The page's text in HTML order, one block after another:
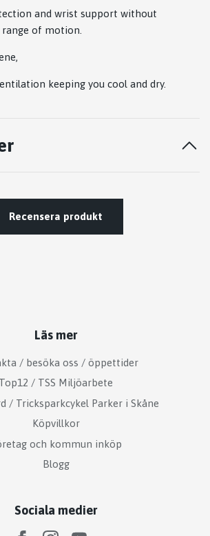
and wrist support without
of motion.
keeping you cool and dry.
Recensera produkt
Läs mer
/ besöka oss / öppettider
Top12 / TSS Miljöarbete
/ Tricksparkcykel Parker i Skåne
Köpvillkor
och kommun inköp
Blogg
Sociala medier